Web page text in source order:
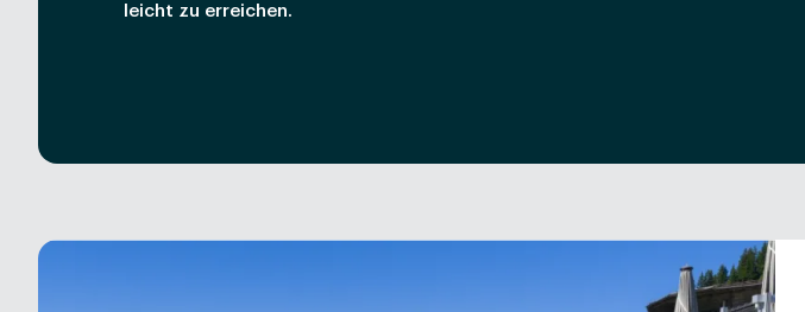
leicht zu erreichen.